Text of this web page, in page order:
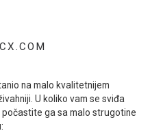
na malo kvalitetnijem
U koliko vam se sviđa
ga sa malo strugotine